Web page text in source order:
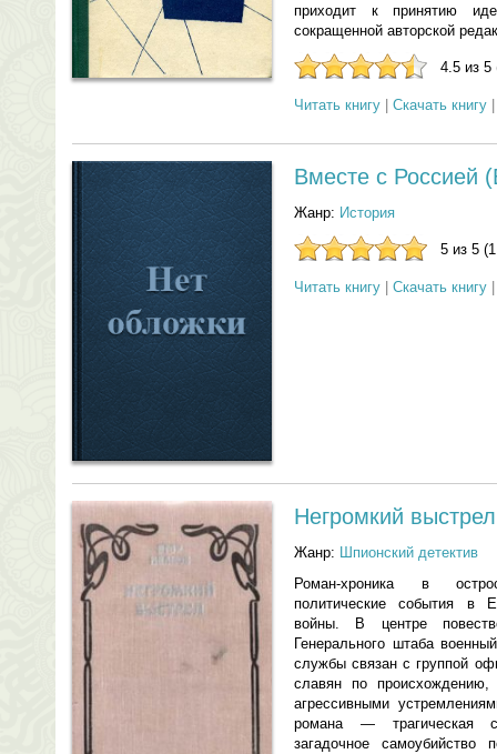
приходит к принятию
сокращенной авторской
4.5 из 5
Читать книгу Скачать книгу
Вместе с Россией
Жанр: История
5 из 5
Читать книгу Скачать книгу
Негромкий выстрел
Жанр: Шпионский детектив
Роман-хроника в
политические события в
войны. В центре
Генерального штаба
службы связан с группой
славян по
агрессивными
романа — трагическая
загадочное